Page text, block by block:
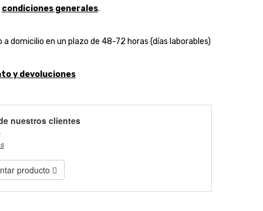
condiciones generales.
domicilio en un plazo de 48-72 horas (días laborables)
y devoluciones
nuestros clientes
producto